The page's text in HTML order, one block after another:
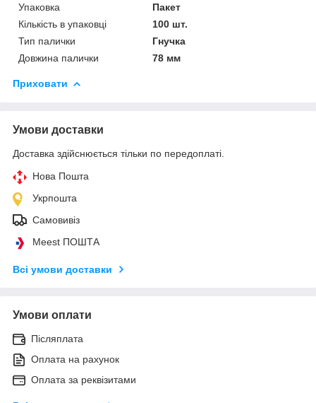
Упаковка
Пакет
Кількість в упаковці
100 шт.
Тип палички
Гнучка
Довжина палички
78 мм
Приховати
Умови доставки
Доставка здійснюється тільки по передоплаті.
Нова Пошта
Укрпошта
Самовивіз
Meest ПОШТА
Всі умови доставки
Умови оплати
Післяплата
Оплата на рахунок
Оплата за реквізитами